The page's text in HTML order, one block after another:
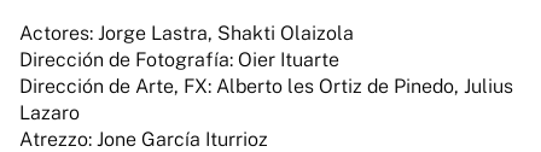
Actores: Jorge Lastra, Shakti Olaizola
Dirección de Fotografía: Oier Ituarte
Dirección de Arte, FX: Alberto les Ortiz de Pinedo, Julius
Lazaro
Atrezzo: Jone García Iturrioz